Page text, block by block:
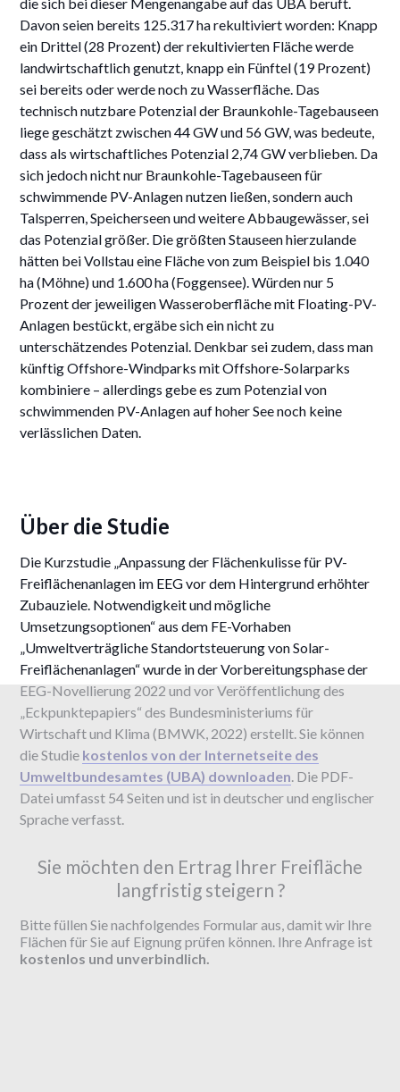
Davon seien bereits 125.317 ha rekultiviert worden: Knapp
ein Drittel (28 Prozent) der rekultivierten Fläche werde
landwirtschaftlich genutzt, knapp ein Fünftel (19 Prozent)
sei bereits oder werde noch zu Wasserfläche. Das
technisch nutzbare Potenzial der Braunkohle-Tagebauseen
liege geschätzt zwischen 44 GW und 56 GW, was bedeute,
dass als wirtschaftliches Potenzial 2,74 GW verblieben. Da
sich jedoch nicht nur Braunkohle-Tagebauseen für
schwimmende PV-Anlagen nutzen ließen, sondern auch
Talsperren, Speicherseen und weitere Abbaugewässer, sei
das Potenzial größer. Die größten Stauseen hierzulande
hätten bei Vollstau eine Fläche von zum Beispiel bis 1.040
ha (Möhne) und 1.600 ha (Foggensee). Würden nur 5
Prozent der jeweiligen Wasseroberfläche mit Floating-PV-
Anlagen bestückt, ergäbe sich ein nicht zu
unterschätzendes Potenzial. Denkbar sei zudem, dass man
künftig Offshore-Windparks mit Offshore-Solarparks
kombiniere – allerdings gebe es zum Potenzial von
schwimmenden PV-Anlagen auf hoher See noch keine
verlässlichen Daten.
Über die Studie
Die Kurzstudie „Anpassung der Flächenkulisse für PV-
Freiflächenanlagen im EEG vor dem Hintergrund erhöhter
Zubauziele. Notwendigkeit und mögliche
Umsetzungsoptionen“ aus dem FE-Vorhaben
„Umweltverträgliche Standortsteuerung von Solar-
Freiflächenanlagen“ wurde in der Vorbereitungsphase der
EEG-Novellierung 2022 und vor Veröffentlichung des
„Eckpunktepapiers“ des Bundesministeriums für
Wirtschaft und Klima (BMWK, 2022) erstellt. Sie können
die Studie kostenlos von der Internetseite des
Umweltbundesamtes (UBA) downloaden. Die PDF-
Datei umfasst 54 Seiten und ist in deutscher und englischer
Sprache verfasst.
Sie möchten den Ertrag Ihrer Freifläche
langfristig steigern ?
Bitte füllen Sie nachfolgendes Formular aus, damit wir Ihre
Flächen für Sie auf Eignung prüfen können. Ihre Anfrage ist
kostenlos und unverbindlich.